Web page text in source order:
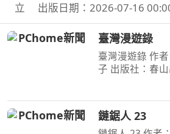
立 出版日期：2026-07-16
惡魔盤算的恐怖計畫，小死要求
同時想消除死之惡魔的公安也企圖
臺灣漫遊錄
臺灣漫遊錄 作
子 出版社：春
華麗面世 「我
――青山千鶴子（
鏈鋸人 23